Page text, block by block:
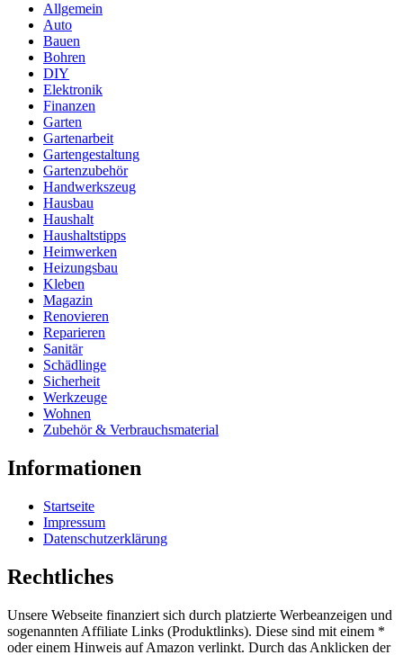
Allgemein
Auto
Bauen
Bohren
DIY
Elektronik
Finanzen
Garten
Gartenarbeit
Gartengestaltung
Gartenzubehör
Handwerkszeug
Hausbau
Haushalt
Haushaltstipps
Heimwerken
Heizungsbau
Kleben
Magazin
Renovieren
Reparieren
Sanitär
Schädlinge
Sicherheit
Werkzeuge
Wohnen
Zubehör & Verbrauchsmaterial
Informationen
Startseite
Impressum
Datenschutzerklärung
Rechtliches
Unsere Webseite finanziert sich durch platzierte Werbeanzeigen und
sogenannten Affiliate Links (Produktlinks). Diese sind mit einem *
oder einem Hinweis auf Amazon verlinkt. Durch das Anklicken der